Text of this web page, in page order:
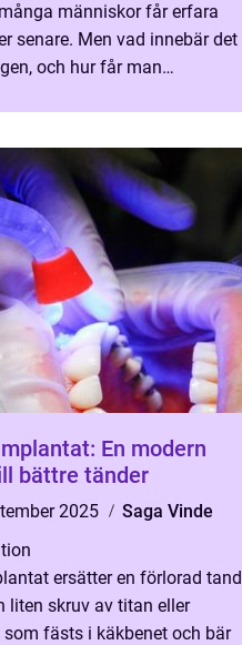
människor får erfara
senare. Men vad innebär det
och hur får man
En modern
bättre tänder
2025
Saga Vinde
ersätter en förlorad tand
liten skruv av titan eller
som fästs i käkbenet och bär